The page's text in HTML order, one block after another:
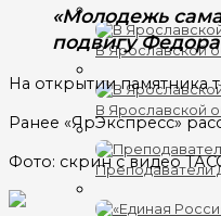
В Ярославской
В Ярославской
Преподаватели
«Молодежь
подвигу
На открытии памятника
Ранее «ЯрЭкспресс»
Фото: скрин с видео